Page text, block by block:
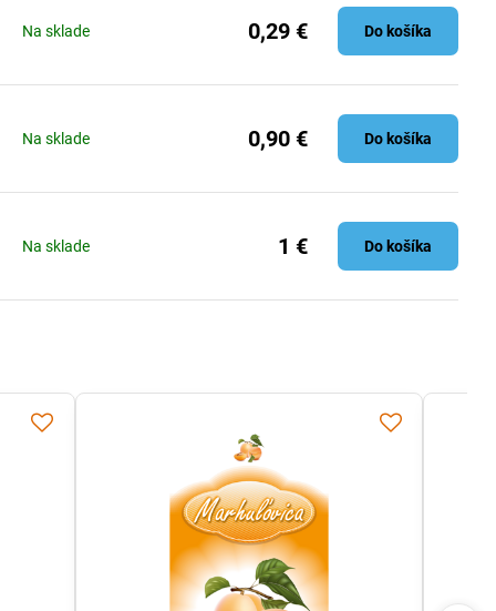
Na sklade 0,29 € Do košíka
Na sklade 0,90 € Do košíka
Na sklade 1 € Do košíka